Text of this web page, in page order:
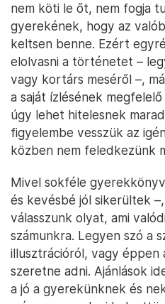
nem köti le őt, nem fogja
gyerekének, hogy az
keltsen benne. Ezért
elolvasni a történetet –
vagy kortárs meséről –,
a saját ízlésének
úgy lehet hitelesnek
figyelembe vesszük az
közben nem feledkezünk
Mivel sokféle
és kevésbé jól sikerültek
válasszunk olyat, ami
számunkra. Legyen szó a
illusztrációról, vagy éppen
szeretne adni. Ajánlások
a jó a gyerekünknek és